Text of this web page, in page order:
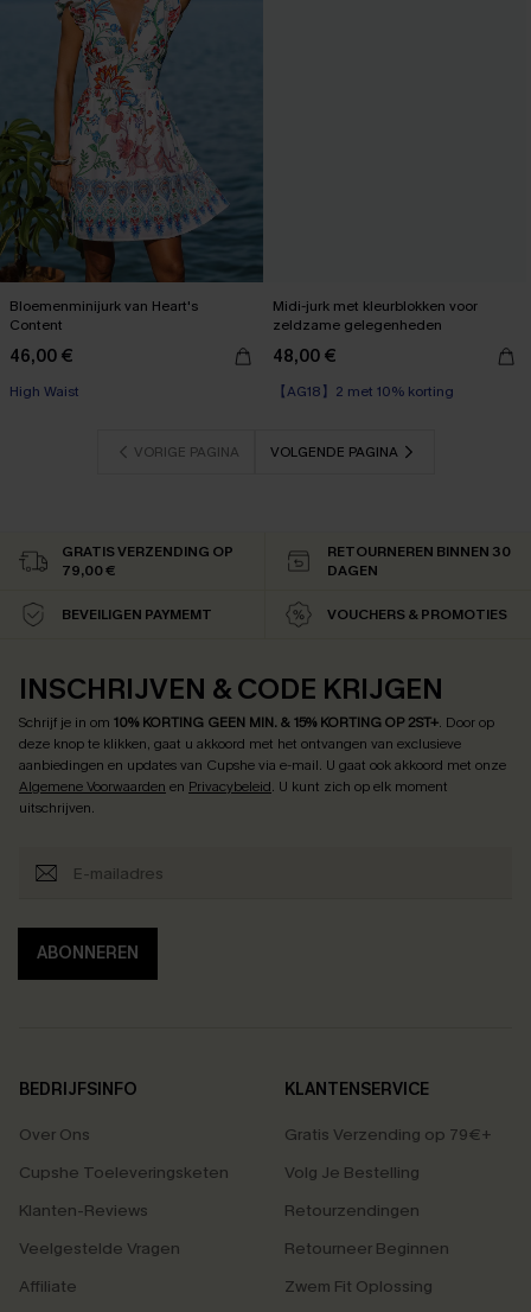
Bloemenminijurk van Heart's
Content
46,00 €
High Waist
Midi-jurk met kleurblokken voor
zeldzame gelegenheden
48,00 €
【AG18】2 met 10% korting
Corrigerende jurk
VORIGE PAGINA
VOLGENDE PAGINA
GRATIS VERZENDING OP
79,00 €
RETOURNEREN BINNEN 30
DAGEN
BEVEILIGEN PAYMEMT VOUCHERS & PROMOTIES
INSCHRIJVEN & CODE KRIJGEN
Schrijf je in om 10% KORTING GEEN MIN. & 15% KORTING OP 2ST+. Door op
deze knop te klikken, gaat u akkoord met het ontvangen van exclusieve
aanbiedingen en updates van Cupshe via e-mail. U gaat ook akkoord met onze
Algemene Voorwaarden en Privacybeleid. U kunt zich op elk moment
uitschrijven.
ABONNEREN
BEDRIJFSINFO
Over Ons
Cupshe Toeleveringsketen
Klanten-Reviews
Veelgestelde Vragen
Affiliate
KLANTENSERVICE
Gratis Verzending op 79€+
Volg Je Bestelling
Retourzendingen
Retourneer Beginnen
Zwem Fit Oplossing